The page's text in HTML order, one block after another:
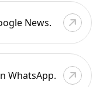
News.
WhatsApp.